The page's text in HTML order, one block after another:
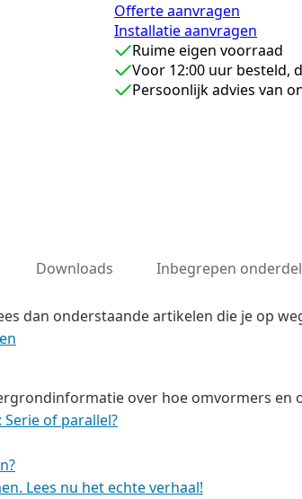
Offerte aanvragen
Installatie aanvragen
Ruime eigen voorraad
Voor 12:00 uur besteld,
Persoonlijk advies van
Downloads Inbegrepen
dan onderstaande artikelen die je op
over hoe omvormers en
of parallel?
Lees nu het echte verhaal!